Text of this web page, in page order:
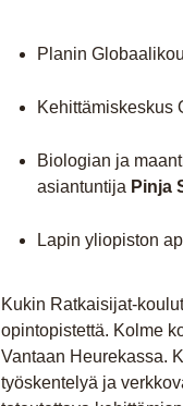
Planin
Kehittämiskeskus
Biologian ja
asiantuntija Pinja
Lapin yliopiston
Kukin Ratkaisijat-
opintopistettä. Kolme
Vantaan Heurekassa.
työskentelyä ja